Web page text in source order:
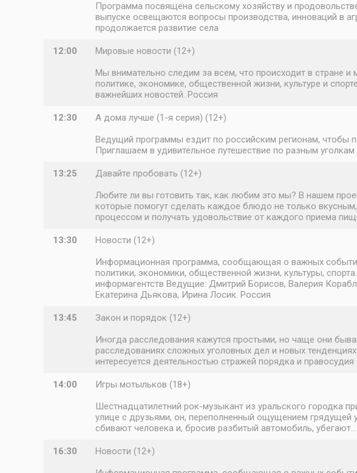
Программа посвящена сельскому хозяйству и
выпуске освещаются вопросы производства, инноваций в
продолжается развитие села
12:00
Мировые новости (12+)
Мы внимательно следим за всем, что происходит в стране
политике, экономике, общественной жизни, культуре и
важнейших новостей. Россия
12:30
А дома лучше (1-я серия) (12+)
Ведущий программы ездит по российским регионам, чтобы
Приглашаем в удивительное путешествие по разным
13:25
Давайте пробовать (12+)
Любите ли вы готовить так, как любим это мы? В нашем
которые помогут сделать каждое блюдо не только
процессом и получать удовольствие от каждого приема
13:30
Новости (12+)
Информационная программа, сообщающая о важных
политики, экономики, общественной жизни, культуры,
информагентств Ведущие: Дмитрий Борисов, Валерия
Екатерина Дьякова, Ирина Лосик. Россия
13:45
Закон и порядок (12+)
Иногда расследования кажутся простыми, но чаще они
расследованиях сложных уголовных дел и новых
интересуется деятельностью стражей порядка и правосудия
14:00
Игры мотыльков (18+)
Шестнадцатилетний рок-музыкант из уральского городка
улице с друзьями, он, переполненный ощущением грядущей
сбивают человека и, бросив разбитый автомобиль,
16:30
Новости (12+)